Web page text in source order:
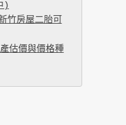
)
竹房屋二胎可
估價與價格種